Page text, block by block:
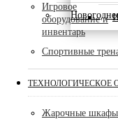
Игровое
оборудование и
инвентарь
Спортивные
ТЕХНОЛОГИЧЕСКОЕ
Жарочные шкафы